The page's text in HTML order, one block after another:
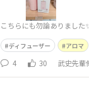
こちらにも勿論ありまし
ディフューザー アロマ
4 30 武史先輩